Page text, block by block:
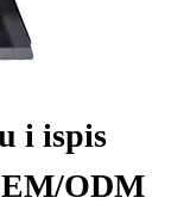
i ispis
ODM